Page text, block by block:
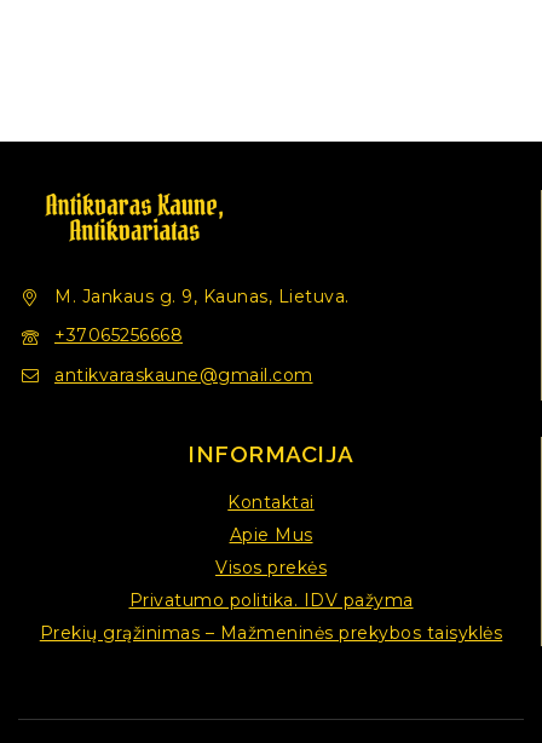
M. Jankaus g. 9, Kaunas, Lietuva.
+37065256668
antikvaraskaune@gmail.com
INFORMACIJA
Kontaktai
Apie Mus
Visos prekės
Privatumo politika. IDV pažyma
Prekių grąžinimas – Mažmeninės prekybos taisyklės